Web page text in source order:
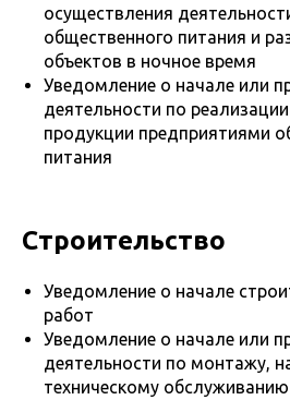
осуществления
общественного питания и
объектов в ночное время
Уведомление о начале или
деятельности по
продукции предприятиями
питания
Строительство
Уведомление о начале
работ
Уведомление о начале или
деятельности по монтажу,
техническому